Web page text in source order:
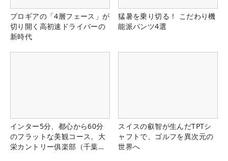
プロギアの「4層フェース」が
切り開く高初速ドライバーの
新時代
猛暑を乗り切る！ こだわり機
能派パンツ4選
インター5分、都心から60分
のフラットな美観コース。大
栄カントリー俱楽部（千葉
スイスの叡智が生んだTPTシ
ャフトで、ゴルフを異次元の
世界へ